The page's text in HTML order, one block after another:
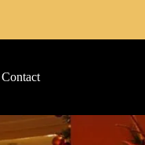
Contact